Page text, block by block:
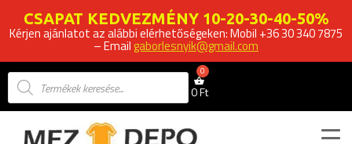
CSAPAT KEDVEZMÉNY 10-20-30-40-50%
Kérjen ajánlatot az alábbi elérhetőségeken: Mobil +36 30 340 7875
– Email gaborlesnyik@gmail.com
Products
search 0Ft